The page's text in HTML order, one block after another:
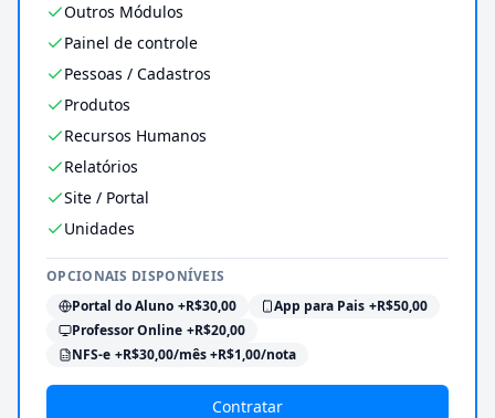
Outros Módulos
Painel de controle
Pessoas / Cadastros
Produtos
Recursos Humanos
Relatórios
Site / Portal
Unidades
OPCIONAIS DISPONÍVEIS
Portal do Aluno +R$30,00 App para Pais +R$50,00
Professor Online +R$20,00
NFS-e +R$30,00/mês +R$1,00/nota
Contratar